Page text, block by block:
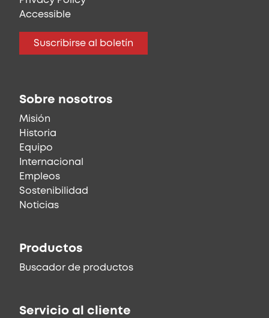
Accessible
Suscribirse al boletín
Sobre nosotros
Misión
Historia
Equipo
Internacional
Empleos
Sostenibilidad
Noticias
Productos
Buscador de productos
Servicio al cliente